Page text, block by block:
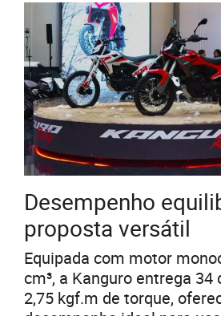
Desempenho
proposta versátil
Equipada com motor
cm³, a Kanguro entrega 34
2,75 kgf.m de torque,